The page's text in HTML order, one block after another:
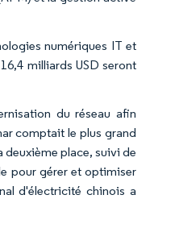
numériques IT et
milliards USD seront
du réseau afin
comptait le plus grand
deuxième place, suivi de
pour gérer et optimiser
d'électricité chinois a